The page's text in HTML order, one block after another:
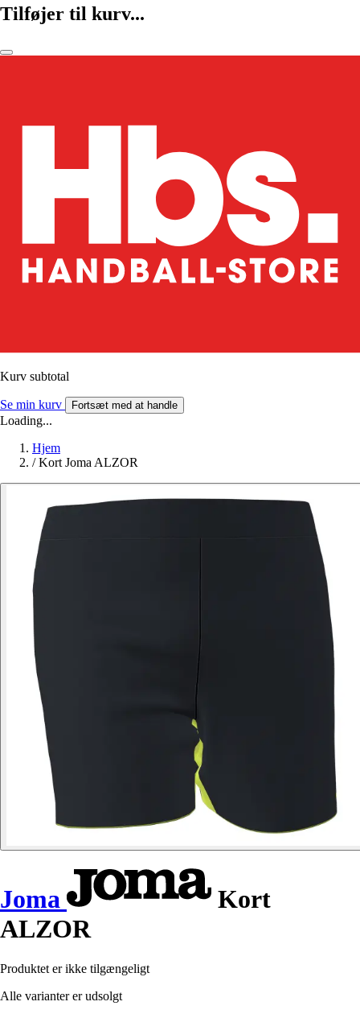
Tilføjer til kurv...
Kurv subtotal
Se min kurv Fortsæt med at handle
Loading...
Hjem
/ Kort Joma ALZOR
Joma
Kort
ALZOR
Produktet er ikke tilgængeligt
Alle varianter er udsolgt